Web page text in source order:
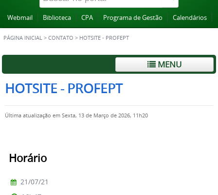
Webmail Biblioteca CPA Programa de Gestão Calendários
PÁGINA INICIAL > CONTATO > HOTSITE - PROFEPT
MENU
HOTSITE - PROFEPT
Última atualização em Sexta, 13 de Março de 2026, 11h20
Horário
21/07/21